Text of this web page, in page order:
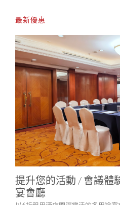
最新優惠
提升您的活動 / 會議體
宴會廳